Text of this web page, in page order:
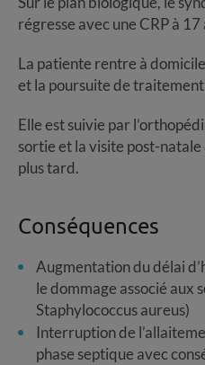
régresse avec une CRP à
La patiente rentre à
et la poursuite de
Elle est suivie par
sortie et la visite post-
plus tard.
Conséquences
Augmentation du délai
le dommage associé aux
Staphylococcus aureus)
Interruption de
phase septique avec